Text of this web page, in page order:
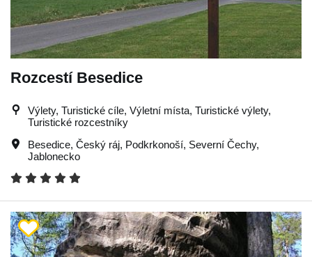
Rozcestí Besedice
Výlety, Turistické cíle, Výletní místa, Turistické výlety,
Turistické rozcestníky
Besedice, Český ráj, Podkrkonoší, Severní Čechy,
Jablonecko